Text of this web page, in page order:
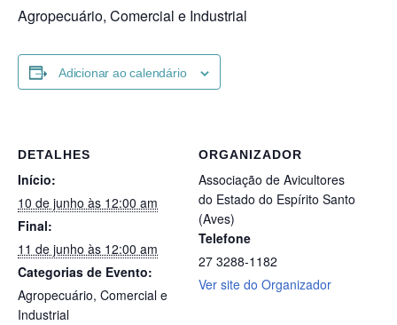
Agropecuário, Comercial e Industrial
Adicionar ao calendário
DETALHES
Início:
10 de junho às 12:00 am
Final:
11 de junho às 12:00 am
Categorias de Evento:
Agropecuário, Comercial e
Industrial
ORGANIZADOR
Associação de Avicultores
do Estado do Espírito Santo
(Aves)
Telefone
27 3288-1182
Ver site do Organizador